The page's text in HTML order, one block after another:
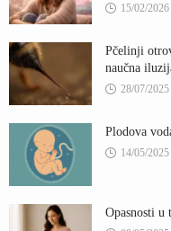
15/02/2026
Pčelinji
naučna
28/07/2025
Plodova
14/05/2025
Opasnosti u